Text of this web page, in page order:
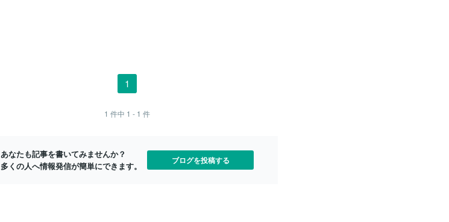
1
1 件中 1 - 1 件
あなたも記事を書いてみませんか？
多くの人へ情報発信が簡単にできます。
ブログを投稿する